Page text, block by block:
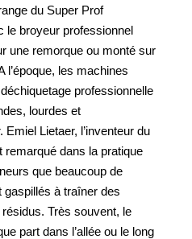
du Super Prof
le broyeur professionnel
une remorque ou monté sur
l’époque, les machines
professionnelle
lourdes et
Lietaer, l’inventeur du
remarqué dans la pratique
que beaucoup de
gaspillés à traîner des
Très souvent, le
part dans l’allée ou le long